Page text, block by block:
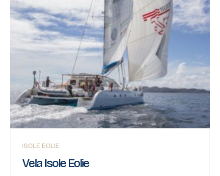
Stromboli che si staglia contro il cielo rosato.
Eppure è in inverno che l’arcipelago rivela il
suo volto più autentico, quello che i viaggiatori
frettolosi raramente conoscono. Quando i
traghetti trasportano più residenti che turisti
e il silenzio prende il posto della musica dei
locali, la vita alle Eolie assume un ritmo antico,
fatto di attese, di vento, di relazioni strette e
di un legame profondo con...
ISOLE EOLIE
Vela Isole Eolie